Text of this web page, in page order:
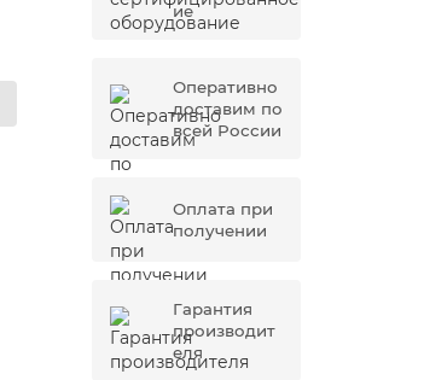
ие
Оперативно
доставим по
всей России
Оплата при
получении
Гарантия
производит
еля